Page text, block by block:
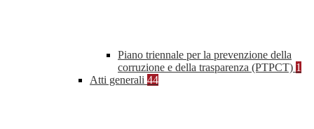
Piano triennale per la prevenzione della
corruzione e della trasparenza (PTPCT) 1
Atti generali 44